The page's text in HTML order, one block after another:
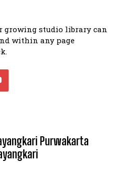
growing studio library can
within any page
Purwakarta